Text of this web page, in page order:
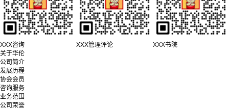
XXX咨询 XXX管理评论
XXX书院
关于华伦
公司简介
发展历程
协会会员
咨询服务
业务范围
公司荣誉